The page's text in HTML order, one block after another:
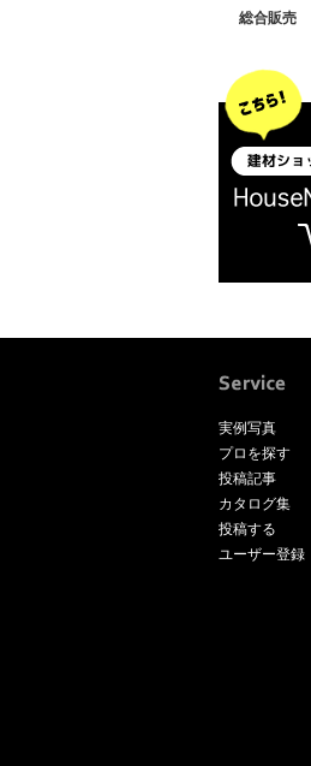
総合販売
実例写真
プロを探す
投稿記事
カタログ集
投稿する
ユーザー登録